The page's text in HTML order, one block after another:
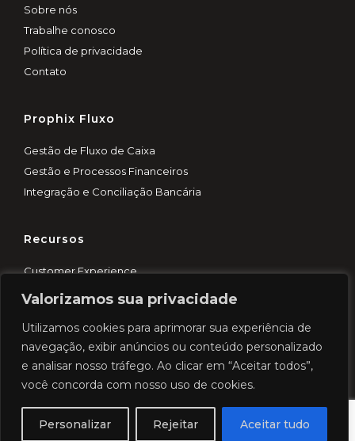
Valorizamos sua privacidade
Utilizamos cookies para aprimorar sua experiência de
navegação, exibir anúncios ou conteúdo personalizado
e analisar nosso tráfego. Ao clicar em “Aceitar todos”,
você concorda com nosso uso de cookies.
Personalizar Rejeitar Aceitar tudo
Sobre nós
Trabalhe conosco
Política de privacidade
Contato
Prophix Fluxo
Gestão de Fluxo de Caixa
Gestão e Processos Financeiros
Integração e Conciliação Bancária
Recursos
Customer Experience
Blog
Cases
© 2026 Prophix. Todos os direitos reservados.